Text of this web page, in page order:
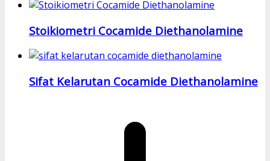
Stoikiometri Cocamide Diethanolamine
Sifat Kelarutan Cocamide Diethanolamine